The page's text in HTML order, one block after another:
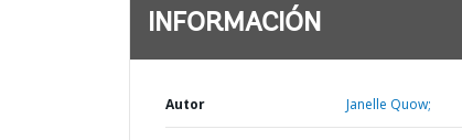
INFORMACIÓN
Autor Janelle Quow;